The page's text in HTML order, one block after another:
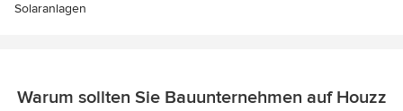
Solaranlagen
Warum sollten Sie Bauunternehmen auf Houzz